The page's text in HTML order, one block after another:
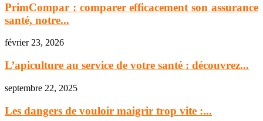
PrimCompar : comparer efficacement son assurance
santé, notre...
février 23, 2026
L’apiculture au service de votre santé : découvrez...
septembre 22, 2025
Les dangers de vouloir maigrir trop vite :...